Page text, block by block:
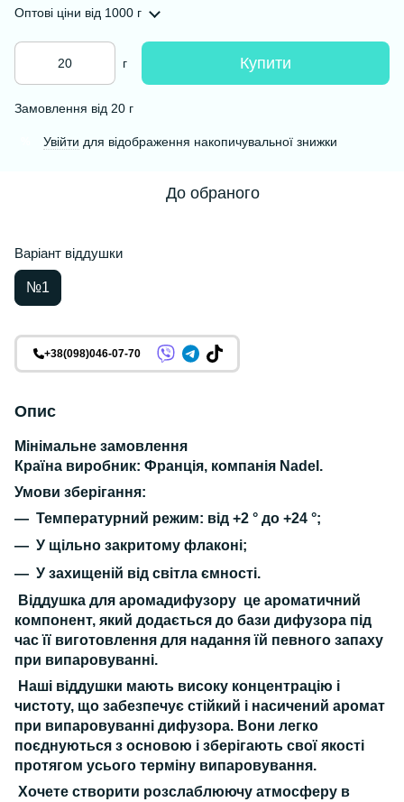
Оптові ціни від 1000 г
г Купити
Замовлення від 20 г
Увійти для відображення накопичувальної знижки
До обраного
Варіант віддушки
№1
+38(098)046-07-70
Опис
Мінімальне замовлення
Країна виробник: Франція, компанія Nadel.
Умови зберігання:
Температурний режим: від +2 ° до +24 °;
У щільно закритому флаконі;
У захищеній від світла ємності.
Віддушка для аромадифузору це ароматичний
компонент, який додається до бази дифузора під
час її виготовлення для надання їй певного запаху
при випаровуванні.
Наші віддушки мають високу концентрацію і
чистоту, що забезпечує стійкий і насичений аромат
при випаровуванні дифузора. Вони легко
поєднуються з основою і зберігають свої якості
протягом усього терміну випаровування.
Хочете створити розслаблюючу атмосферу в